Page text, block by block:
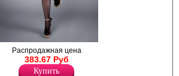
Соблазнительный боди -
комбинезон в сеточку с
бретелью на одно плечо,
Распродажная цена
383.67 Руб
Купить